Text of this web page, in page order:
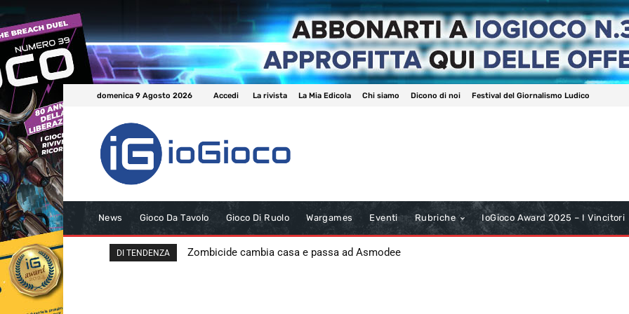
domenica 9 Agosto 2026 Accedi La rivista La Mia Edicola Chi siamo Dicono di noi Festival del Giornalismo Ludico
News Gioco Da Tavolo Gioco Di Ruolo Wargames Eventi Rubriche IoGioco Award 2025 – I Vincitori
DI TENDENZA Zombicide cambia casa e passa ad Asmodee